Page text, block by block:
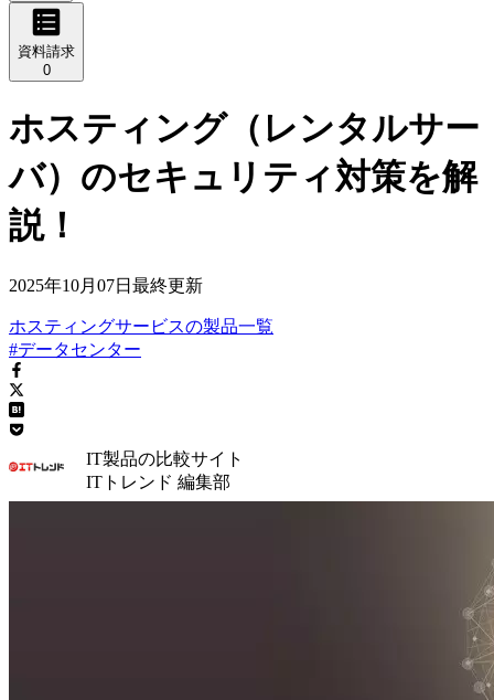
資料請求
0
ホスティング（レンタルサー
バ）のセキュリティ対策を解
説！
2025年10月07日 最終更新
ホスティングサービスの製品一覧
#データセンター
IT製品の比較サイト
ITトレンド 編集部